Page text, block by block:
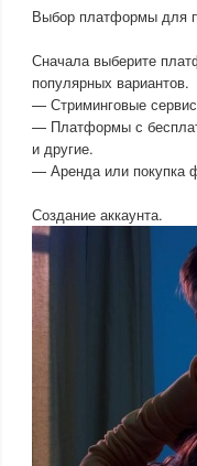
Выбор платформы для
Сначала выберите
популярных вариантов.
— Стриминговые
— Платформы с
и другие.
— Аренда или покупка
Создание аккаунта.